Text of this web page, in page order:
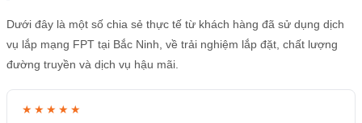
Dưới đây là một số chia sẻ thực tế từ khách hàng đã sử dụng dịch
vụ lắp mạng FPT tại Bắc Ninh, về trải nghiệm lắp đặt, chất lượng
đường truyền và dịch vụ hậu mãi.
★★★★★